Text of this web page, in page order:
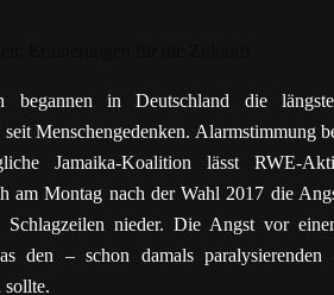
begannen in Deutschland die
Menschengedenken. Alarmstimmung
Jamaika-Koalition lässt RWE-
am Montag nach der Wahl 2017 die
nieder. Die Angst vor
den – schon damals paralysierenden
sollte.